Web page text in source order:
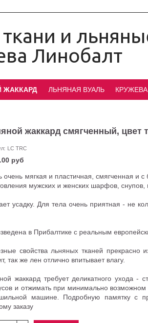
и
Линобалт
ЖАККАРД ЛЬНЯНАЯ ВУАЛЬ КРУЖЕВА
жаккард смягченный, цвет
LC TRC
руб
очень мягкая и пластичная, смягченная и
мужских и женских шарфов, снупов,
усадку. Для тела очень приятная - не
в Прибалтике с реальным
свойства льняных тканей прекрасно
так же лен отлично впитывает влагу.
жаккард требует деликатного ухода -
и отжимать при минимально
машине. Подробную памятку с
заказу